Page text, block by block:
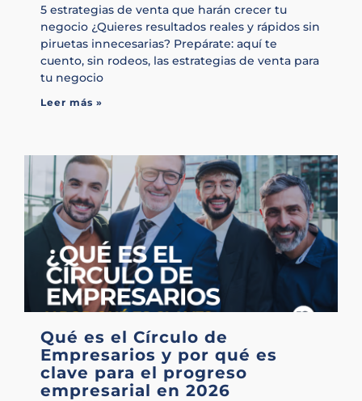
5 estrategias de venta que harán crecer tu
negocio ¿Quieres resultados reales y rápidos sin
piruetas innecesarias? Prepárate: aquí te
cuento, sin rodeos, las estrategias de venta para
tu negocio
Leer más »
Qué es el Círculo de
Empresarios y por qué es
clave para el progreso
empresarial en 2026